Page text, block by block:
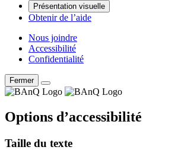
Présentation visuelle
Obtenir de l’aide
Nous joindre
Accessibilité
Confidentialité
Fermer
Options d’accessibilité
Taille du texte